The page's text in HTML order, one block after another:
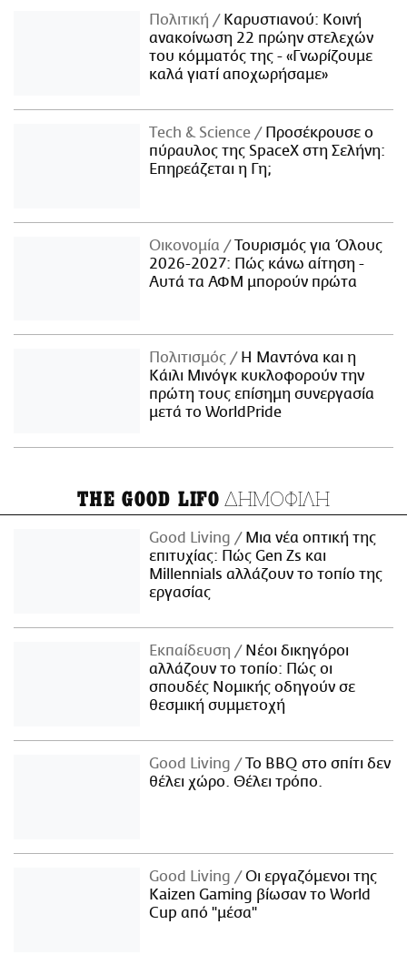
Πολιτική
Καρυστιανού: Κοινή
ανακοίνωση 22 πρώην στελεχών
του κόμματός της - «Γνωρίζουμε
καλά γιατί αποχωρήσαμε»
Τech & Science
Προσέκρουσε ο
πύραυλος της SpaceX στη Σελήνη:
Επηρεάζεται η Γη;
Οικονομία
Τουρισμός για Όλους
2026-2027: Πώς κάνω αίτηση -
Αυτά τα ΑΦΜ μπορούν πρώτα
Πολιτισμός
Η Μαντόνα και η
Κάιλι Μινόγκ κυκλοφορούν την
πρώτη τους επίσημη συνεργασία
μετά το WorldPride
THE GOOD LIFO ΔΗΜΟΦΙΛΗ
Good Living
Μια νέα οπτική της
επιτυχίας: Πώς Gen Zs και
Millennials αλλάζουν το τοπίο της
εργασίας
Εκπαίδευση
Νέοι δικηγόροι
αλλάζουν το τοπίο: Πώς οι
σπουδές Νομικής οδηγούν σε
θεσμική συμμετοχή
Good Living
Το BBQ στο σπίτι δεν
θέλει χώρο. Θέλει τρόπο.
Good Living
Οι εργαζόμενοι της
Kaizen Gaming βίωσαν το World
Cup από "μέσα"